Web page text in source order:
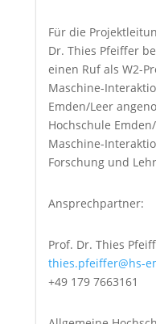
Für die
Dr. Thies Pfeiffer
einen Ruf als W2-
Maschine-
Emden/Leer
Hochschule
Maschine-
Forschung und
Ansprechpartner:
Prof. Dr. Thies
thies.pfeiffer@hs-
+49 179 7663161